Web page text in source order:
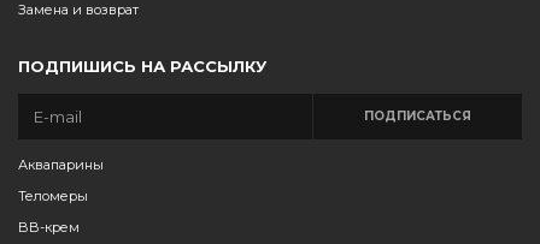
Замена и возврат
ПОДПИШИСЬ НА РАССЫЛКУ
ПОДПИСАТЬСЯ
Аквапарины
Теломеры
BB-крем